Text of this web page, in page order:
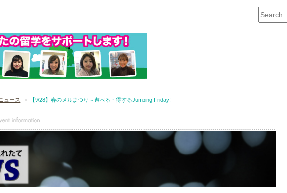
ュース 【9/28】春のメルまつり～遊べる・得するJumping Friday!